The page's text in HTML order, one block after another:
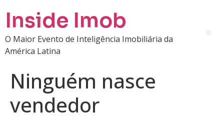
Inside Imob
O Maior Evento de Inteligência Imobiliária da
América Latina
Ninguém nasce
vendedor